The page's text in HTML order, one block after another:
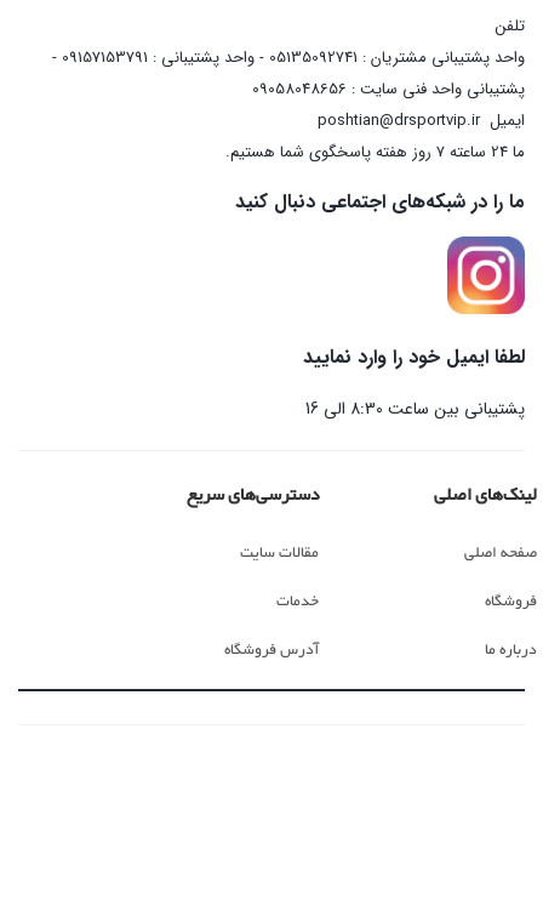
تلفن
واحد پشتیبانی مشتریان : 05135092741 - واحد پشتیبانی : 09157153791 -
پشتیبانی واحد فنی سایت : 09058048656
ایمیلposhtian@drsportvip.ir
ما 24 ساعته 7 روز هفته پاسخگوی شما هستیم.
ما را در شبکه‌های اجتماعی دنبال کنید
لطفا ایمیل خود را وارد نمایید
پشتیبانی بین ساعت 8:30 الی 16
لینک‌های اصلی
صفحه اصلی
فروشگاه
درباره ما
دسترسی‌های سریع
مقالات سایت
خدمات
آدرس فروشگاه